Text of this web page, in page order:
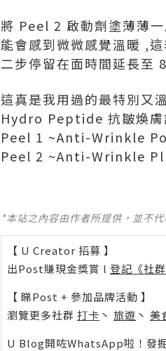
將 Peel 2 啟動劑塗薄薄
能會感到微微感覺溫暖 ,
二步停留在面時間延長至
這真是我用過的最特別又
Hydro Peptide 抗皺煥膚
Peel 1 ~Anti-Wrinkle
Peel 2 ~Anti-Wrinkle
*本站之內容由作者所提供，並不
【 U Creator 招募 】
出Post賺現金獎賞 l 登記《社
【 睇Post + 參加品牌活動 】
瀏覽更多社群 打卡 丶 旅遊 丶 美
U Blog開咗WhatsApp啦！發